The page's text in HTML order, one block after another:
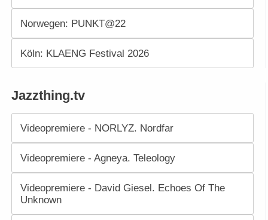
Norwegen: PUNKT@22
Köln: KLAENG Festival 2026
Jazzthing.tv
Videopremiere - NORLYZ. Nordfar
Videopremiere - Agneya. Teleology
Videopremiere - David Giesel. Echoes Of The
Unknown